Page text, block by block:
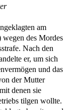
am
des Mordes
Nach den
er, um sich
und das
der Mutter
denen sie
tilgen wollte.